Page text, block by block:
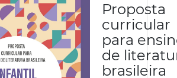
Proposta
curricular
para
de
brasileira